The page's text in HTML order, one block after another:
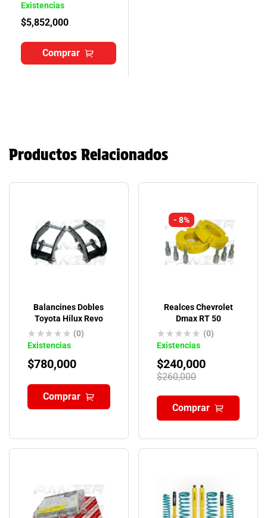
Existencias
$5,852,000
Comprar
Productos Relacionados
Balancines Dobles
Toyota Hilux Revo
(0)
Existencias
$780,000
Comprar
- 8%
Realces Chevrolet
Dmax RT 50
(0)
Existencias
$260,000
$240,000
Comprar